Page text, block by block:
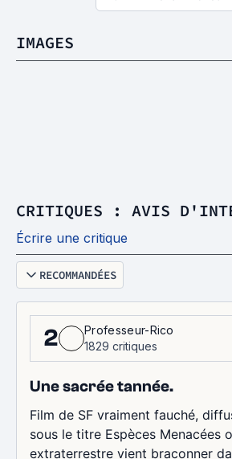
IMAGES
CRITIQUES : AVIS
Écrire une critique
RECOMMANDÉES
2
Professeur-Rico
1829 critiques
Une sacrée tannée.
Film de SF vraiment fauché,
sous le titre Espèces Menacées
extraterrestre vient braconner